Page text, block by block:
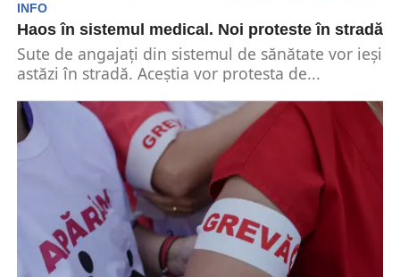
INFO
Haos în sistemul medical. Noi proteste în stradă
Sute de angajați din sistemul de sănătate vor ieși
astăzi în stradă. Aceștia vor protesta de...